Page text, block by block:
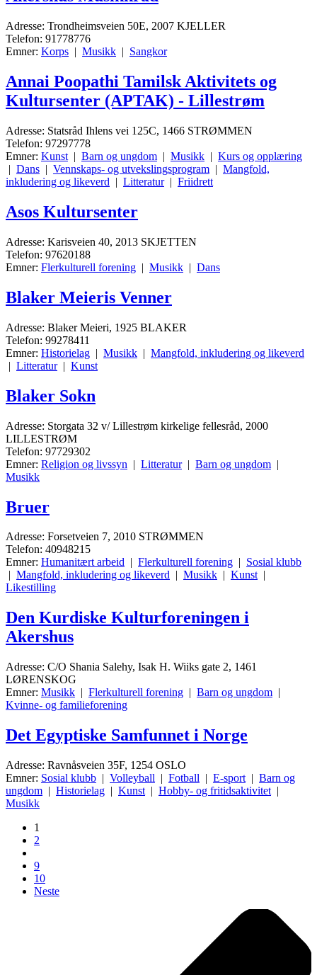
Adresse: Trondheimsveien 50E, 2007 KJELLER
Telefon: 91778776
Emner: Korps | Musikk | Sangkor
Annai Poopathi Tamilsk Aktivitets og
Kultursenter (APTAK) - Lillestrøm
Adresse: Statsråd Ihlens vei 125C, 1466 STRØMMEN
Telefon: 97297778
Emner: Kunst | Barn og ungdom | Musikk | Kurs og opplæring
| Dans | Vennskaps- og utvekslingsprogram | Mangfold,
inkludering og likeverd | Litteratur| Friidrett
Asos Kultursenter
Adresse: Karisveien 40, 2013 SKJETTEN
Telefon: 97620188
Emner: Flerkulturell forening | Musikk | Dans
Blaker Meieris Venner
Adresse: Blaker Meieri, 1925 BLAKER
Telefon: 99278411
Emner: Historielag | Musikk | Mangfold, inkludering og likeverd
| Litteratur| Kunst
Blaker Sokn
Adresse: Storgata 32 v/ Lillestrøm kirkelige fellesråd, 2000
LILLESTRØM
Telefon: 97729302
Emner: Religion og livssyn | Litteratur| Barn og ungdom |
Musikk
Bruer
Adresse: Forsetveien 7, 2010 STRØMMEN
Telefon: 40948215
Emner: Humanitært arbeid | Flerkulturell forening | Sosial klubb
| Mangfold, inkludering og likeverd | Musikk | Kunst|
Likestilling
Den Kurdiske Kulturforeningen i
Akershus
Adresse: C/O Shania Salehy, Isak H. Wiiks gate 2, 1461
LØRENSKOG
Emner: Musikk | Flerkulturell forening | Barn og ungdom |
Kvinne- og familieforening
Det Egyptiske Samfunnet i Norge
Adresse: Ravnåsveien 35F, 1254 OSLO
Emner: Sosial klubb | Volleyball | Fotball | E-sport | Barn og
ungdom | Historielag | Kunst | Hobby- og fritidsaktivitet |
Musikk
1
2
9
10
Neste